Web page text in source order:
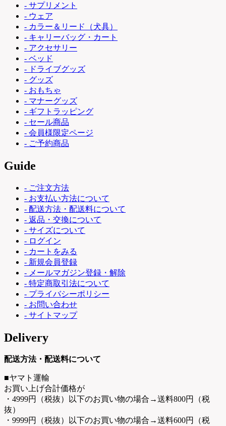
- サプリメント
- ウェア
- カラー＆リード（犬具）
- キャリーバッグ・カート
- アクセサリー
- ベッド
- ドライブグッズ
- グッズ
- おもちゃ
- マナーグッズ
- ギフトラッピング
- セール商品
- 会員様限定ページ
- ご予約商品
Guide
- ご注文方法
- お支払い方法について
- 配送方法・配送料について
- 返品・交換について
- サイズについて
- ログイン
- カートをみる
- 新規会員登録
- メールマガジン登録・解除
- 特定商取引法について
- プライバシーポリシー
- お問い合わせ
- サイトマップ
Delivery
配送方法・配送料について
■ヤマト運輸
お買い上げ合計価格が
・4999円（税抜）以下のお買い物の場合→送料800円（税
抜）
・9999円（税抜）以下のお買い物の場合→送料600円（税